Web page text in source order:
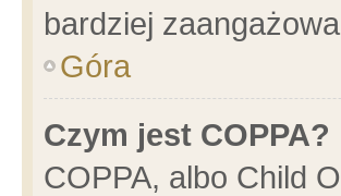
bardziej
Góra
Czym jest COPPA?
COPPA, albo Child